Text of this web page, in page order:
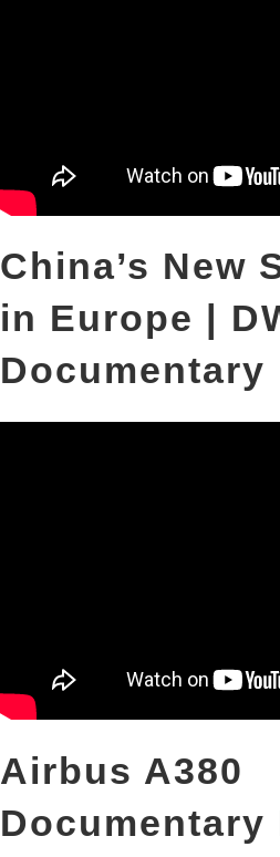
China’s New
in Europe |
Documentary
Airbus A380
Documentary